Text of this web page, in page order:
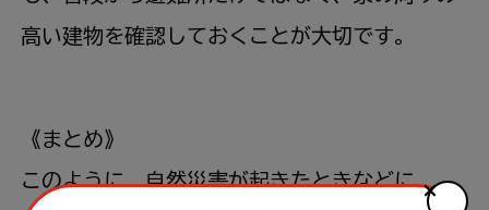
高い建物を確認 しておくことが大切です。
《まとめ》
このように、自然災害が起きたときなどに、